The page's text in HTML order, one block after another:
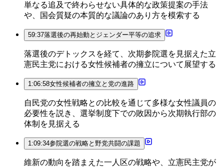
単なる追及で終わらせない具体的な政策提案の手法
や、国会質疑の本質的な議論のあり方を模索する
59:37落選後の再始動とジェンダー平等の追求
落選後のデトックスを経て、次期参院選を見据えた立
憲民主党における女性候補者の擁立について展望する
1:06:58女性候補者の擁立と党の進路
自民党の女性戦略との比較を通じて多様な女性議員の
必要性を説き、選挙制度下での敗因から次期執行部の
体制を見据える
1:09:34参院選の戦略と野党共闘の課題
維新の動向を踏まえた一人区の戦略や、立憲民主党が